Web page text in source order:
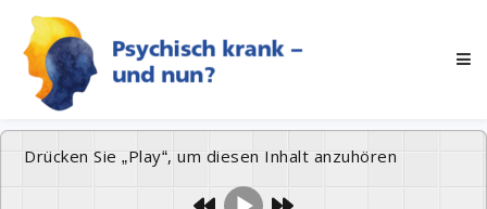
Drücken Sie „Play“, um diesen Inhalt anzuhören